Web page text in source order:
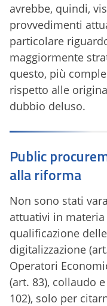
avrebbe, quindi,
provvedimenti
particolare
maggiormente
questo, più
rispetto alle
dubbio deluso.
Public
alla riforma
Non sono stati
attuativi in materia
qualificazione
digitalizzazione
Operatori
(art. 83), collaudo
102), solo per